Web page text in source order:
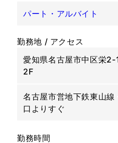
パート・アルバイト
勤務地 / アクセス
愛知県名古屋市中区栄2-
2F
名古屋市営地下鉄東山
口よりすぐ
勤務時間